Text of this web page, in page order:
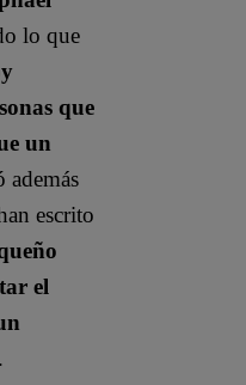
lo que
que
un
además
escrito
el